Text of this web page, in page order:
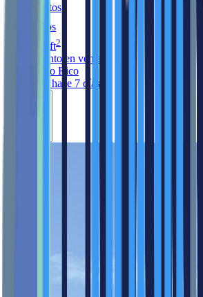
cuartos
baños
ft2
Apartamento en venta
KW Puerto Rico
Publicado hace 7 días